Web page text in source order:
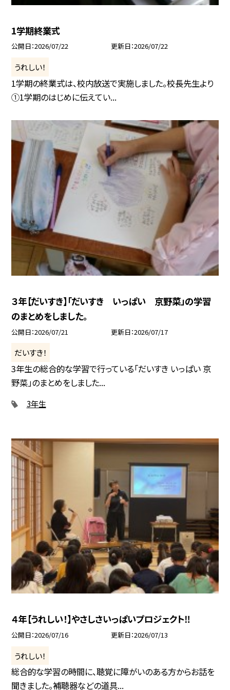
1学期終業式
公開日 2026/07/22 更新日 2026/07/22
うれしい！
1学期の終業式は、校内放送で実施しました。校長先生より
①1学期のはじめに伝えてい...
３年【だいすき】「だいすき いっぱい 京野菜」の学習
のまとめをしました。
公開日 2026/07/21 更新日 2026/07/17
だいすき！
3年生の総合的な学習で行っている「だいすき いっぱい 京
野菜」のまとめをしました...
3年生
４年【うれしい！】やさしさいっぱいプロジェクト‼
公開日 2026/07/16 更新日 2026/07/13
うれしい！
総合的な学習の時間に、聴覚に障がいのある方からお話を
聞きました。補聴器などの道具...